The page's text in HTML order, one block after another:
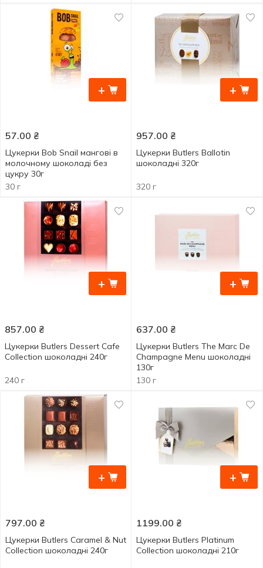
+
57.00 ₴
Цукерки Bob Snail мангові в
молочному шоколаді без
цукру 30г
30 г
+
957.00 ₴
Цукерки Butlers Ballotin
шоколадні 320г
320 г
+
857.00 ₴
Цукерки Butlers Dessert Cafe
Collection шоколадні 240г
240 г
+
637.00 ₴
Цукерки Butlers The Marc De
Champagne Menu шоколадні
130г
130 г
+
797.00 ₴
Цукерки Butlers Caramel & Nut
Collection шоколадні 240г
+
1199.00 ₴
Цукерки Butlers Platinum
Collection шоколадні 210г